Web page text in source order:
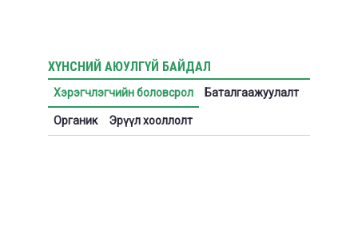
ХҮНСНИЙ АЮУЛГҮЙ БАЙДАЛ
Хэрэгчлэгчийн боловсрол Баталгаажуулалт
Органик Эрүүл хооллолт